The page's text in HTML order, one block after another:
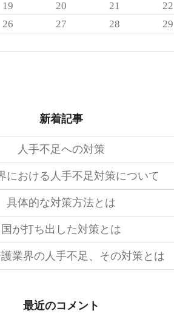
19 20 21 22
26 27 28 29
新着記事
人手不足への対策
における人手不足対策について
具体的な対策方法とは
国が打ち出した対策とは
業界の人手不足、その対策とは
最近のコメント